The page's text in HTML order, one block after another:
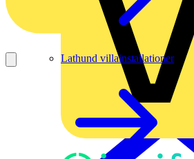
Lathund villainstallationer